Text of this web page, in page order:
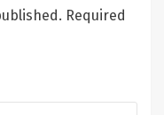
Required